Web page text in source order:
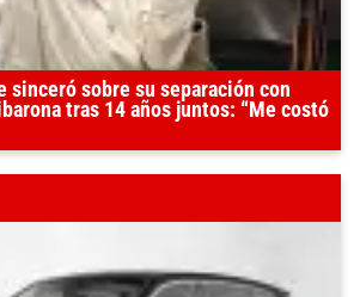
sinceró sobre su separación con
tras 14 años juntos: “Me costó